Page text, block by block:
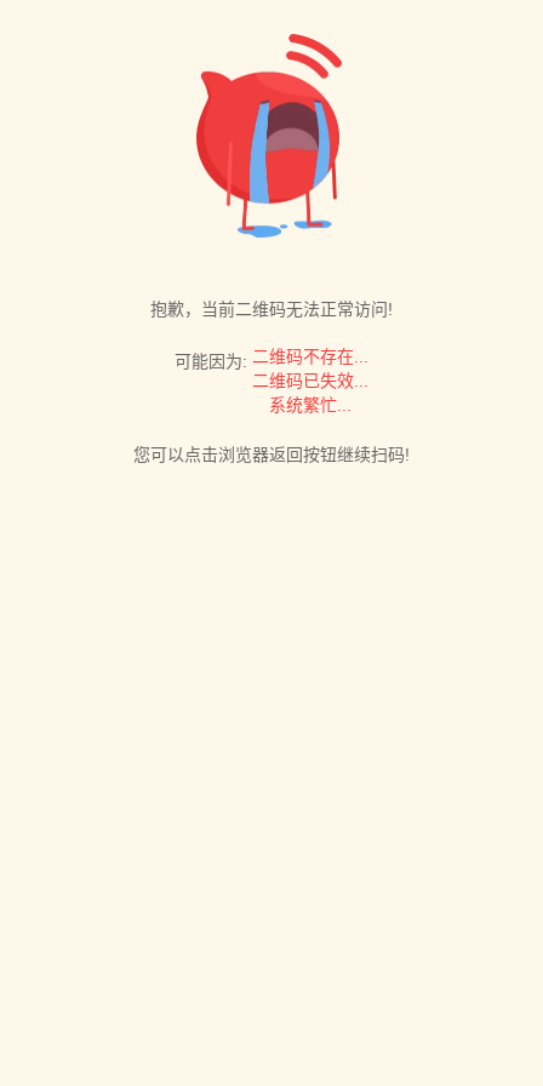
抱歉，当前二维码无法正常访问!
可能因为: 二维码不存在...
二维码已失效...
系统繁忙...
您可以点击浏览器返回按钮继续扫码!